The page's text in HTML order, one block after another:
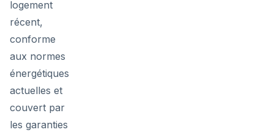
logement
récent,
conforme
aux normes
énergétiques
actuelles et
couvert par
les garanties